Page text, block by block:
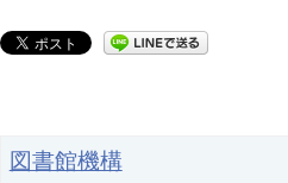
図書館機構